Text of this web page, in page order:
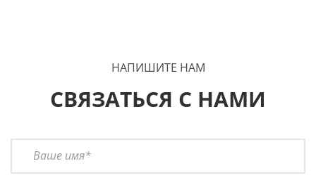
НАПИШИТЕ НАМ
СВЯЗАТЬСЯ С НАМИ